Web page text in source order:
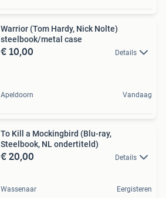
Warrior (Tom Hardy, Nick Nolte)
steelbook/metal case
€ 10,00 Details
Apeldoorn Vandaag
To Kill a Mockingbird (Blu-ray,
Steelbook, NL ondertiteld)
€ 20,00 Details
Wassenaar Eergisteren